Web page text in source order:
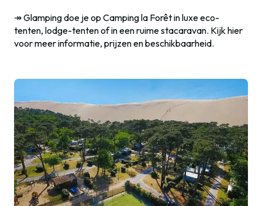
↠ Glamping doe je op Camping la Forêt in luxe eco-
tenten, lodge-tenten of in een ruime stacaravan. Kijk hier
voor meer informatie, prijzen en beschikbaarheid.